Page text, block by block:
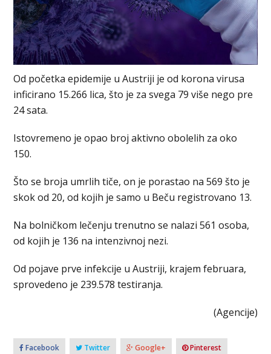
Od početka epidemije u Austriji je od korona virusa
inficirano 15.266 lica, što je za svega 79 više nego pre
24 sata.
Istovremeno je opao broj aktivno obolelih za oko
150.
Što se broja umrlih tiče, on je porastao na 569 što je
skok od 20, od kojih je samo u Beču registrovano 13.
Na bolničkom lečenju trenutno se nalazi 561 osoba,
od kojih je 136 na intenzivnoj nezi.
Od pojave prve infekcije u Austriji, krajem februara,
sprovedeno je 239.578 testiranja.
(Agencije)
Facebook Twitter Google+ Pinterest